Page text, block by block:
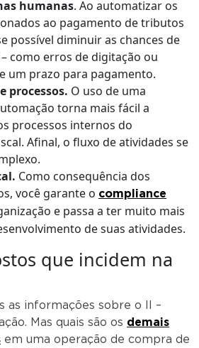
humanas. Ao automatizar os
ao pagamento de tributos
possível diminuir as chances de
como erros de digitação ou
um prazo para pagamento.
processos. O uso de uma
torna mais fácil a
processos internos do
Afinal, o fluxo de atividades se
Como consequência dos
você garante o compliance
e passa a ter muito mais
de suas atividades.
que incidem na
as informações sobre o II –
Mas quais são os demais
em uma operação de compra de